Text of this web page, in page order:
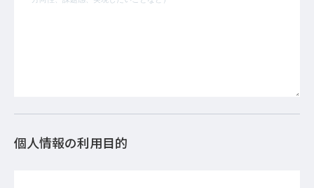
個人情報の利用目的